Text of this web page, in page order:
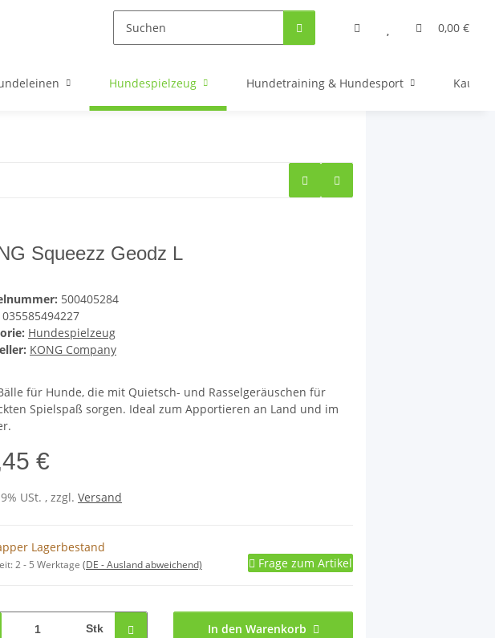
0,00 €
Hundespielzeug Hundetraining & Hundesport
Squeezz Geodz L
500405284
035585494227
Hundespielzeug
KONG Company
für Hunde, die mit Quietsch- und Rasselgeräuschen für
Spielspaß sorgen. Ideal zum Apportieren an Land und im
€
USt. , zzgl. Versand
Lagerbestand
2 - 5 Werktage (DE - Ausland abweichend) Frage zum Artikel
Stk In den Warenkorb